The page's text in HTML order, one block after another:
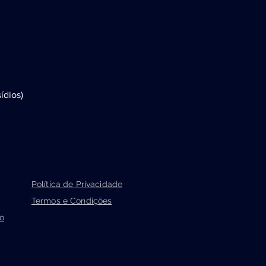
Política de Privacidade
Termos e Condições